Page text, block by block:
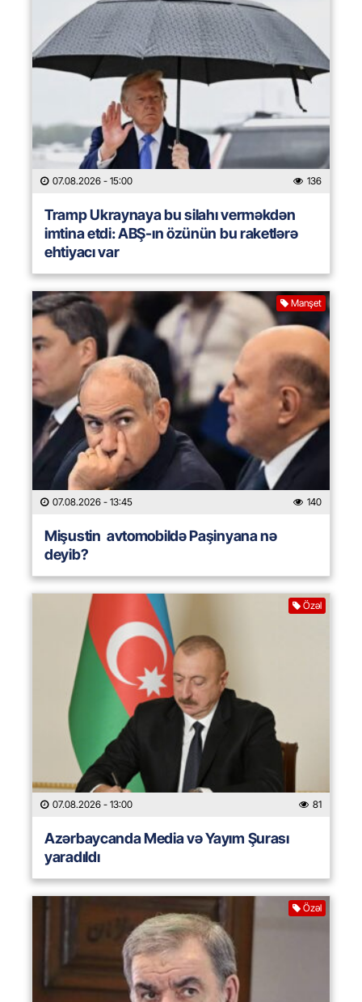
07.08.2026 - 15:00 136
Tramp Ukraynaya bu silahı verməkdən
imtina etdi: ABŞ-ın özünün bu raketlərə
ehtiyacı var
Manşet
07.08.2026 - 13:45 140
Mişustin avtomobildə Paşinyana nə
deyib?
Özəl
07.08.2026 - 13:00 81
Azərbaycanda Media və Yayım Şurası
yaradıldı
Özəl